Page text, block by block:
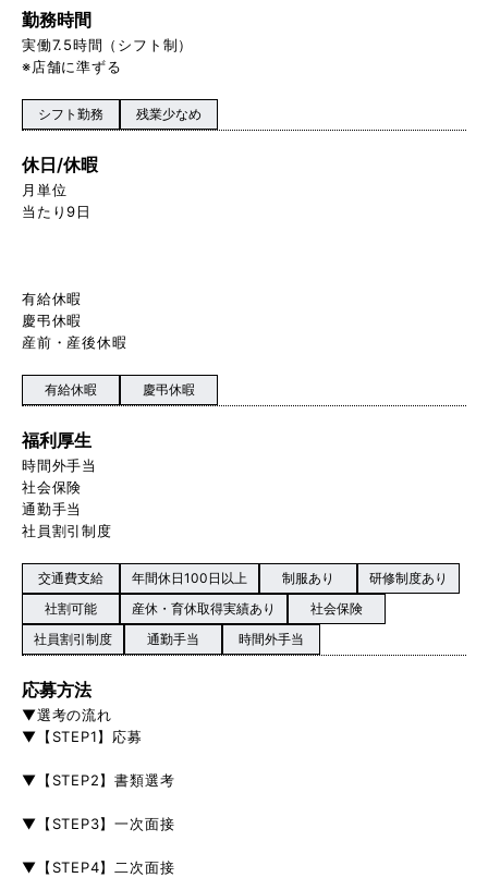
勤務時間
実働7.5時間（シフト制）
※店舗に準ずる
シフト勤務 残業少なめ
休日/休暇
月単位
当たり9日
有給休暇
慶弔休暇
産前・産後休暇
有給休暇 慶弔休暇
福利厚生
時間外手当
社会保険
通勤手当
社員割引制度
交通費支給 年間休日100日以上 制服あり
研修制度あり
社割可能
産休・育休取得実績あり
社会保険
社員割引制度
通勤手当 時間外手当
応募方法
▼選考の流れ
▼【STEP1】応募
▼【STEP2】書類選考
▼【STEP3】一次面接
▼【STEP4】二次面接